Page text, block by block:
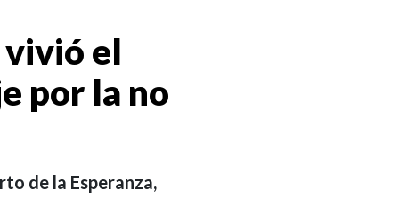
vivió el
por la no
de la Esperanza,